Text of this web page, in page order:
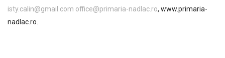
isty.calin@gmail.com office@primaria-nadlac.ro, www.primaria-
nadlac.ro.